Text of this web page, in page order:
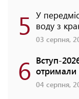
5 У
воду з
03 серпня,
6 Вступ-
отримали
04 серпня,